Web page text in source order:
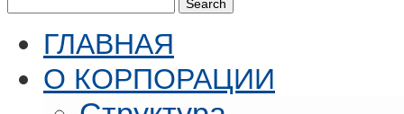
ГЛАВНАЯ
О КОРПОРАЦИИ